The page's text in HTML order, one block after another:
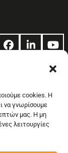
cookies. Η
να γνωρίσουμε
μας. Η μη
λειτουργίες
Facebook
LinkedIn